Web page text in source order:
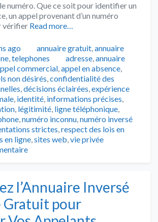
numéro. Que ce soit pour identifier un
un appel provenant d’un numéro
vérifier Read more…
ago Catégories
annuaire gratuit,annuaire
,telephones Tags
adresse,annuaire
commercial,appel en absence,
non désirés,confidentialité des
,décisions éclairées,expérience
, identité, informations précises,
, légitimité, ligne téléphonique,
,numéro inconnu,numéro inversé
strictes,respect des lois en
en ligne,sites web,vie privée
l’Annuaire Inversé
Gratuit pour